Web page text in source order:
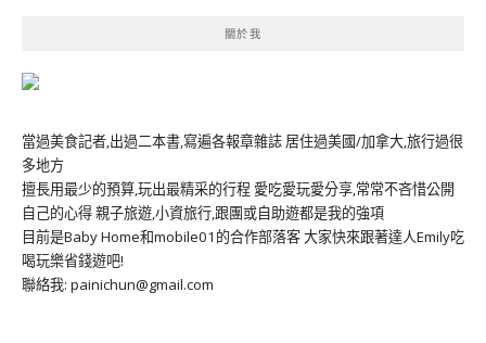
關於我
當過美食記者,出過二本書,寫遍各報章雜誌 居住過美國/加拿大,旅行過很
多地方
擅長用最少的預算,玩出最精采的行程 愛吃愛玩愛分享,常常不吝惜公開
自己的心得 親子旅遊,小資旅行,跟團或自助遊都是我的強項
目前是Baby Home和mobile01的合作部落客 大家快來跟著達人Emily吃
喝玩樂省錢遊吧!
聯絡我: painichun@gmail.com